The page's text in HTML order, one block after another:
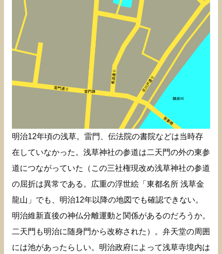
明治12年頃の浅草。雷門、伝法院の書院などは当時存
在していなかった。浅草神社の参道は二天門の外の東参
道につながっていた（この三社権現改め浅草神社の参道
の屈折は異常である。広重の浮世絵「東都名所 浅草金
龍山」でも、明治12年以降の地図でも確認できない。
明治維新直後の神仏分離運動と関係があるのだろうか。
二天門も明治に随身門から改称された）。弁天堂の周囲
には池があったらしい。明治政府によって浅草寺境内は